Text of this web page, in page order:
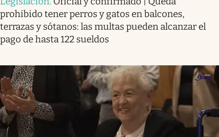
prohibido tener perros y gatos en balcones,
terrazas y sótanos: las multas pueden alcanzar el
pago de hasta 122 sueldos